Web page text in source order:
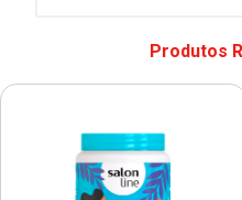
Produtos